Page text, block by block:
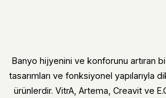
Banyo hijyenini ve konforunu artıran
tasarımları ve fonksiyonel yapılarıyla
ürünlerdir. VitrA, Artema, Creavit ve